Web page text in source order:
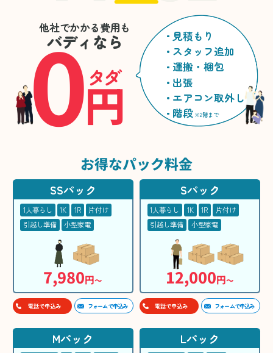
他社でかかる費用も
バディなら
0円
タダ
見積もり
スタッフ追加
運搬・梱包
出張
エアコン取外し
階段 ※2階まで
お得なパック料金
SSパック
1人暮らし 1K 1R
片付け
引越し準備
小型家電
7,980円〜
電話で申込み フォームで申込み
Sパック
1人暮らし 1K 1R
片付け
引越し準備
小型家電
12,000円〜
電話で申込み フォームで申込み
Mパック Lパック